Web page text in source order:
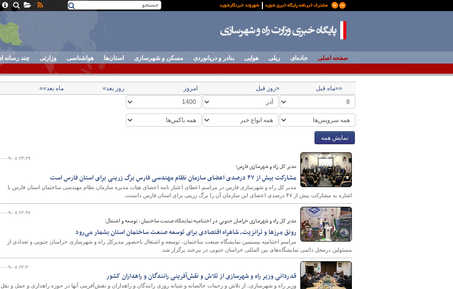
پایگاه خبری وزارت راه و
صفحه اصلی جاده‌ای ریلی هوایی بنادر و دریانوردی مسکن و شهرسازی استان‌ها هواشناسی وزارتی چند رسانه
««ماه قبل «روز قبل امروز روز بعد» ماه بعد»»
نمایش همه
۱۴۰۰-۰۹-۰۸
مدیر کل راه و شهرسازی فارس؛
مشارکت بیش از ۴۷ درصدی اعضای سازمان نظام مهندسی فارس برگ زرینی برای استان فارس است
مدیر کل راه و شهرسازی فارس در مراسم اعطای اعتبار نامه اعضای هیات مدیره سازمان نظام مهندسی ساختمان استان فارس با
اشاره به مشارکت بیش از ۴۷ درصدی اعضای این سازمان آن را برگ زرینی برای استان فارس دانست.
۱۴۰۰-۰۹-۰۸
مدیر کل راه و شهرسازی خراسان جنوبی در اختتامیه نمایشگاه صنعت ساختمان ، توسعه و اشتغال:
رونق مرزها و ترانزيت، شاهراه اقتصادی برای توسعه صنعت ساختمان استان بشمار می‌رود
مراسم اختتامیه بیستمین نمایشگاه صنعت ساختمان، توسعه و اشتغال باحضور مدیرکل راه و شهرسازی خراسان جنوبی و تعدادی از
مسئولين درمحل دائمی نمایشگاه‌های بین المللی خراسان جنوبی در بیرجند برگزار شد.
۱۴۰۰-۰۹-۰۸
قدردانی وزیر راه و شهرسازی از تلاش و نقش‌آفرینی رانندگان و راهداران کشور
وزیر راه و شهرسازی، از تلاش و زحمات خالصانه و شبانه روزی رانندگان و راهداران و نقش‌آفرینی آنها در حوزه راهداری و حمل و نقل